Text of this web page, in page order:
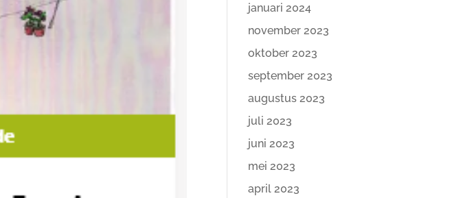
januari 2024
november 2023
oktober 2023
september 2023
augustus 2023
juli 2023
juni 2023
mei 2023
april 2023